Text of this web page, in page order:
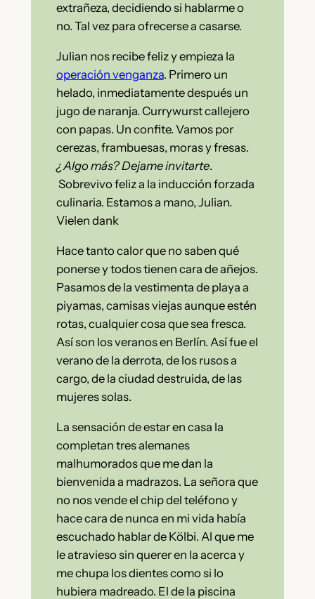
extrañeza, decidiendo si hablarme o
no. Tal vez para ofrecerse a casarse.
Julian nos recibe feliz y empieza la
operación venganza. Primero un
helado, inmediatamente después un
jugo de naranja. Currywurst callejero
con papas. Un confite. Vamos por
cerezas, frambuesas, moras y fresas.
¿Algo más? Dejame invitarte.
Sobrevivo feliz a la inducción forzada
culinaria. Estamos a mano, Julian.
Vielen dank
Hace tanto calor que no saben qué
ponerse y todos tienen cara de añejos.
Pasamos de la vestimenta de playa a
piyamas, camisas viejas aunque estén
rotas, cualquier cosa que sea fresca.
Así son los veranos en Berlín. Así fue el
verano de la derrota, de los rusos a
cargo, de la ciudad destruida, de las
mujeres solas.
La sensación de estar en casa la
completan tres alemanes
malhumorados que me dan la
bienvenida a madrazos. La señora que
no nos vende el chip del teléfono y
hace cara de nunca en mi vida había
escuchado hablar de Kölbi. Al que me
le atravieso sin querer en la acerca y
me chupa los dientes como si lo
hubiera madreado. El de la piscina